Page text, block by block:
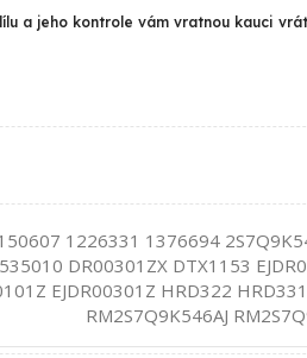
a jeho kontrole vám vratnou kauci
1226331 1376694
DR00301ZX DTX1153
EJDR00301Z HRD322
RM2S7Q9K546AJ